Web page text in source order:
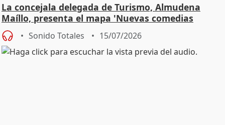
La concejala delegada de Turismo, Almudena
Maíllo, presenta el mapa 'Nuevas comedias
madrileñas'
Sonido Totales 15/07/2026